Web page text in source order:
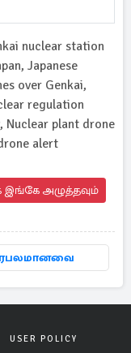
nuclear station
Japanese
over Genkai,
regulation
Nuclear plant drone
alert
இங்கே அழுத்தவும்
USER POLICY